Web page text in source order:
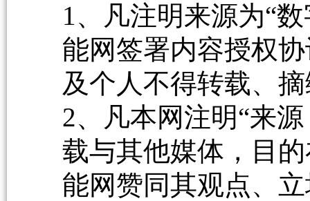
1、凡注明来源为“
能网签署内容授权
及个人不得转载、
2、凡本网注明“来
载与其他媒体，目
能网赞同其观点、